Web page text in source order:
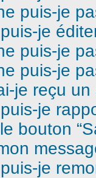
puis-je
je
puis-je
puis-je
je reçu
je
bouton
je